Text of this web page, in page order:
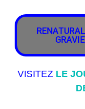
VISITEZ LE